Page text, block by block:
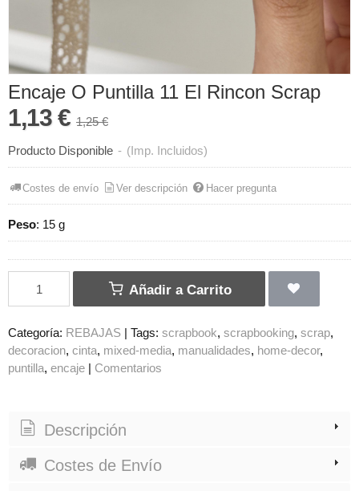
Encaje O Puntilla 11 El Rincon Scrap
1,13 € 1,25 €
Producto Disponible - (Imp. Incluidos)
Costes de envío Ver descripción Hacer pregunta
Peso: 15 g
Añadir a Carrito
Categoría: REBAJAS Tags: scrapbook scrapbooking scrap
decoracion cinta mixed-media manualidades
home-decor
puntilla encaje Comentarios
Descripción
Costes de Envío